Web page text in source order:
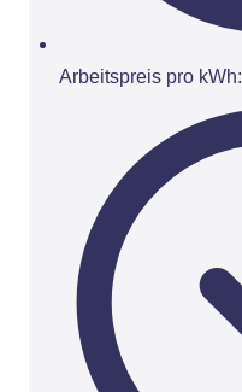
Arbeitspreis pro kWh: